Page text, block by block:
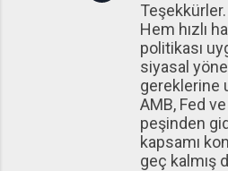
Teşekkürler.
Hem hızlı
politikası
siyasal
gereklerine
AMB, Fed
peşinden
kapsamı
geç kalmış